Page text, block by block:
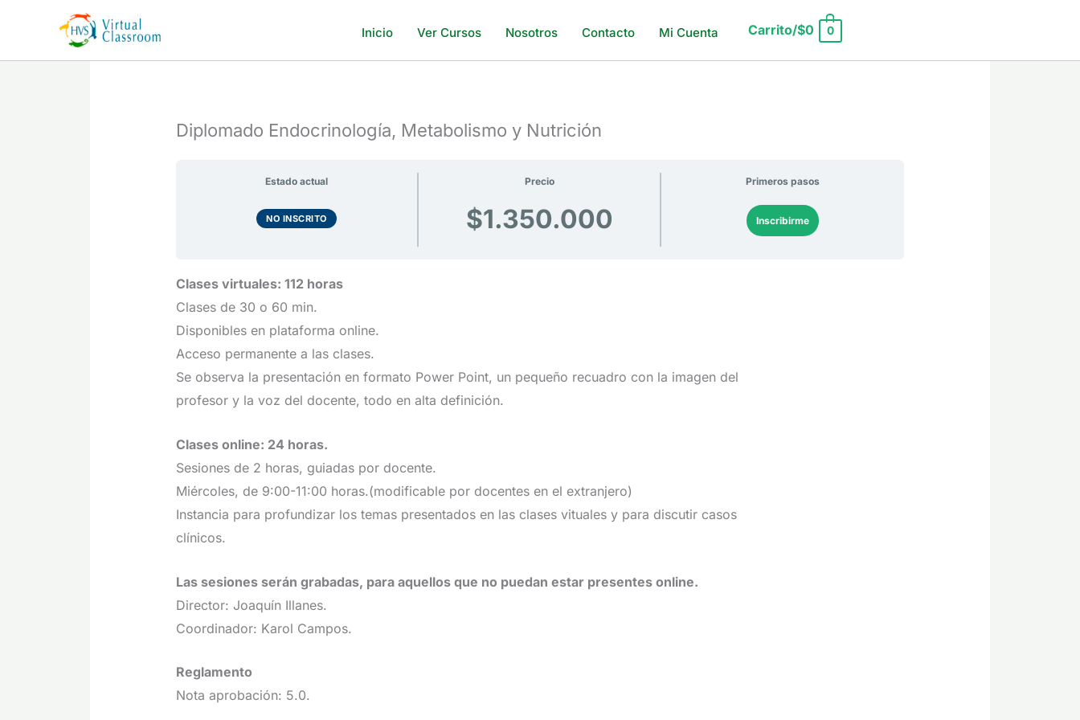
contenido
Inicio Ver Cursos Nosotros Contacto Mi Cuenta Carrito/$0 0
Diplomado Endocrinología, Metabolismo y Nutrición
Estado actual
NO INSCRITO
Precio
$1.350.000
Primeros pasos
Inscribirme
Clases virtuales: 112 horas
Clases de 30 o 60 min.
Disponibles en plataforma online.
Acceso permanente a las clases.
Se observa la presentación en formato Power Point, un pequeño recuadro con la imagen del
profesor y la voz del docente, todo en alta definición.
Clases online: 24 horas.
Sesiones de 2 horas, guiadas por docente.
Miércoles, de 9:00-11:00 horas.(modificable por docentes en el extranjero)
Instancia para profundizar los temas presentados en las clases vituales y para discutir casos
clínicos.
Las sesiones serán grabadas, para aquellos que no puedan estar presentes online.
Director: Joaquín Illanes.
Coordinador: Karol Campos.
Reglamento
Nota aprobación: 5.0.